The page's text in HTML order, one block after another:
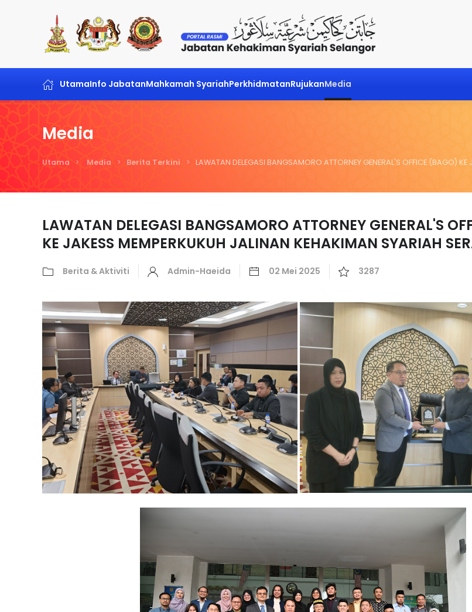
Skip to main content
UtamaInfo JabatanMahkamah SyariahPerkhidmatanRujukanMedia
Media
Utama Media Berita Terkini LAWATAN DELEGASI BANGSAMORO ATTORNEY GENERAL'S OFFICE (BAGO)
LAWATAN DELEGASI BANGSAMORO ATTORNEY GENERAL'S
KE JAKESS MEMPERKUKUH JALINAN KEHAKIMAN SYARIAH
Berita & Aktiviti Admin-Haeida 02 Mei 2025 3287